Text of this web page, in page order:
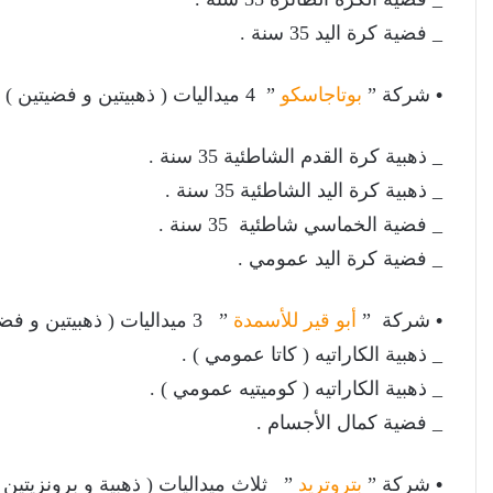
_ فضية كرة اليد 35 سنة .
• شركة ” بوتاجاسكو ” 4 ميداليات ( ذهبيتين و فضيتين ) :
_ ذهبية كرة القدم الشاطئية 35 سنة .
_ ذهبية كرة اليد الشاطئية 35 سنة .
_ فضية الخماسي شاطئية 35 سنة .
_ فضية كرة اليد عمومي .
• شركة ” أبو قير للأسمدة ” 3 ميداليات ( ذهبيتين و فضية ) :
_ ذهبية الكاراتيه ( كاتا عمومي ) .
_ ذهبية الكاراتيه ( كوميتيه عمومي ) .
_ فضية كمال الأجسام .
• شركة ” بتروتريد ” ثلاث ميداليات ( ذهبية و